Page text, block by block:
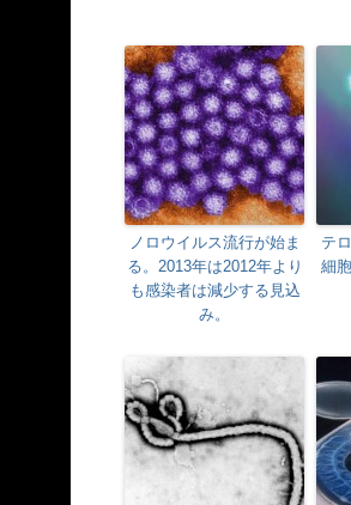
ノロウイルス流行が始ま
る。2013年は2012年より
も感染者は減少する見込
み。
テ
細